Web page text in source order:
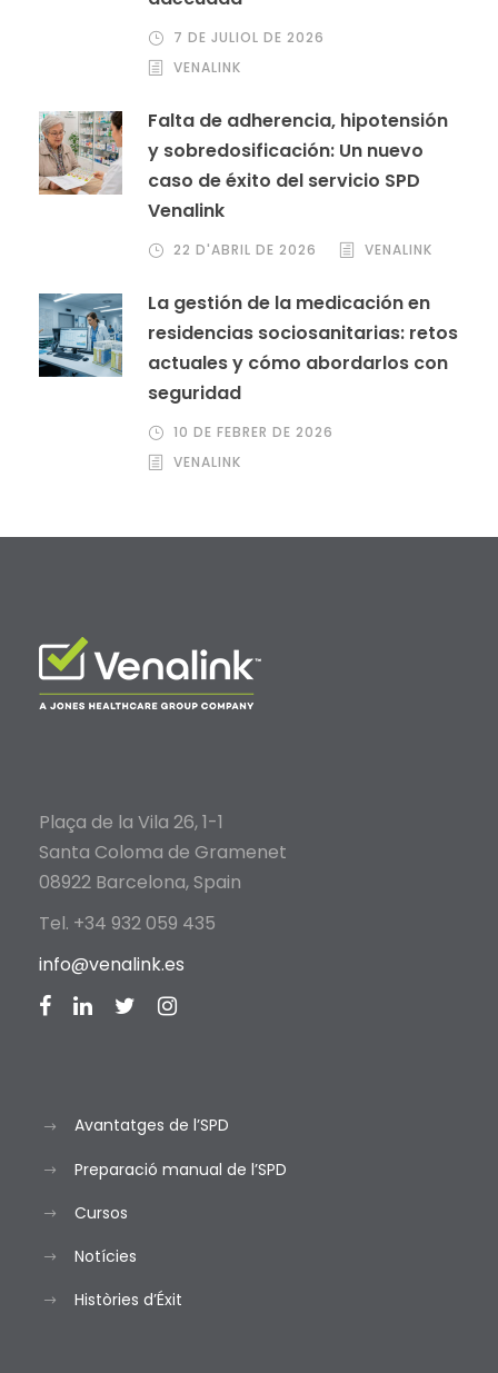
7 DE JULIOL DE 2026
VENALINK
Falta de adherencia, hipotensión
y sobredosificación: Un nuevo
caso de éxito del servicio SPD
Venalink
22 D'ABRIL DE 2026 VENALINK
La gestión de la medicación en
residencias sociosanitarias: retos
actuales y cómo abordarlos con
seguridad
10 DE FEBRER DE 2026
VENALINK
Plaça de la Vila 26, 1-1
Santa Coloma de Gramenet
08922 Barcelona, Spain
Tel. +34 932 059 435
info@venalink.es
Avantatges de l’SPD
Preparació manual de l’SPD
Cursos
Notícies
Històries d’Éxit